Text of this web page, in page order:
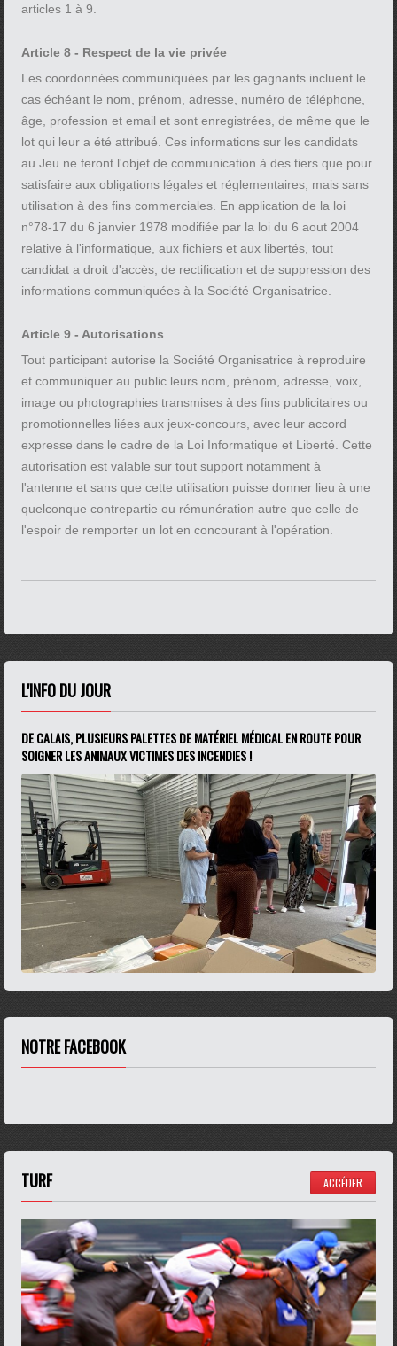
articles 1 à 9.
Article 8 - Respect de la vie privée
Les coordonnées communiquées par les gagnants incluent le
cas échéant le nom, prénom, adresse, numéro de téléphone,
âge, profession et email et sont enregistrées, de même que le
lot qui leur a été attribué. Ces informations sur les candidats
au Jeu ne feront l'objet de communication à des tiers que pour
satisfaire aux obligations légales et réglementaires, mais sans
utilisation à des fins commerciales. En application de la loi
n°78-17 du 6 janvier 1978 modifiée par la loi du 6 aout 2004
relative à l'informatique, aux fichiers et aux libertés, tout
candidat a droit d'accès, de rectification et de suppression des
informations communiquées à la Société Organisatrice.
Article 9 - Autorisations
Tout participant autorise la Société Organisatrice à reproduire
et communiquer au public leurs nom, prénom, adresse, voix,
image ou photographies transmises à des fins publicitaires ou
promotionnelles liées aux jeux-concours, avec leur accord
expresse dans le cadre de la Loi Informatique et Liberté. Cette
autorisation est valable sur tout support notamment à
l'antenne et sans que cette utilisation puisse donner lieu à une
quelconque contrepartie ou rémunération autre que celle de
l'espoir de remporter un lot en concourant à l'opération.
L'INFO DU JOUR
DE CALAIS, PLUSIEURS PALETTES DE MATÉRIEL MÉDICAL EN ROUTE POUR
SOIGNER LES ANIMAUX VICTIMES DES INCENDIES !
NOTRE FACEBOOK
TURF ACCÉDER